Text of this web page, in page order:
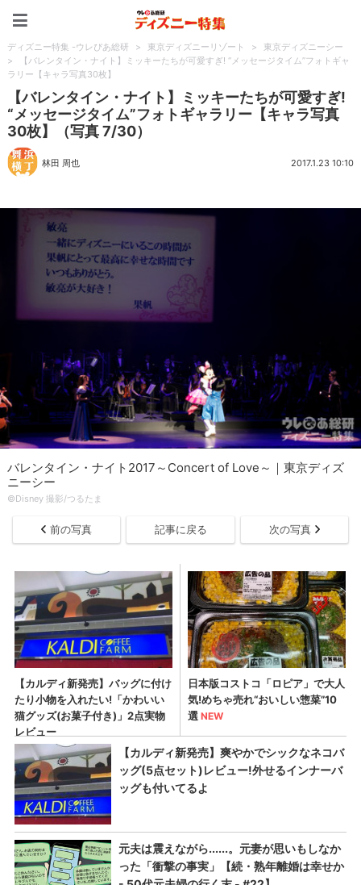
ディズニー特集 -ウレぴあ総研 > 東京ディズニーリゾート >
東京ディズニーシー
>
【バレンタイン・ナイト】ミッキーたちが可愛すぎ! “メッセージタイム”フォトギャ
ラリー【キャラ写真30枚】
【バレンタイン・ナイト】ミッキーたちが可愛すぎ!
“メッセージタイム”フォトギャラリー【キャラ写真
30枚】（写真 7/30）
林田 周也 2017.1.23 10:10
バレンタイン・ナイト2017～Concert of Love～｜東京ディズ
ニーシー
©Disney 撮影/つるたま
前の写真 記事に戻る 次の写真